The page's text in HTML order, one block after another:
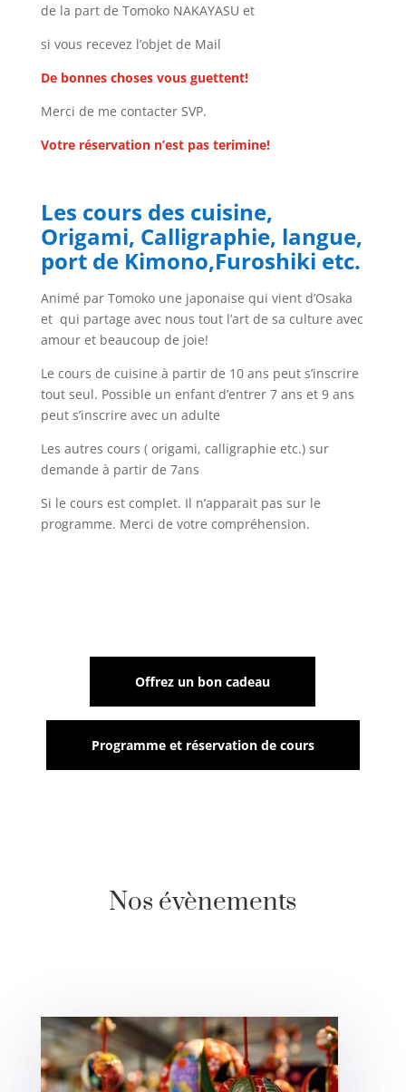
de la part de Tomoko NAKAYASU et
si vous recevez l’objet de Mail
De bonnes choses vous guettent!
Merci de me contacter SVP.
Votre réservation n’est pas terimine!
Les cours des cuisine,
Origami, Calligraphie, langue,
port de Kimono,Furoshiki etc.
Animé par Tomoko une japonaise qui vient d’Osaka
et qui partage avec nous tout l’art de sa culture avec
amour et beaucoup de joie!
Le cours de cuisine à partir de 10 ans peut s’inscrire
tout seul. Possible un enfant d’entrer 7 ans et 9 ans
peut s’inscrire avec un adulte
Les autres cours ( origami, calligraphie etc.) sur
demande à partir de 7ans
Si le cours est complet. Il n’apparait pas sur le
programme. Merci de votre compréhension.
Offrez un bon cadeau
Programme et réservation de cours
Nos évènements